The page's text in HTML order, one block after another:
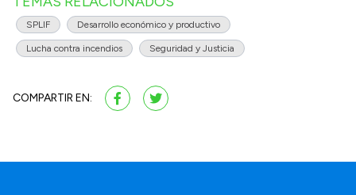
SPLIF Desarrollo económico y productivo
Lucha contra incendios Seguridad y Justicia
COMPARTIR EN: